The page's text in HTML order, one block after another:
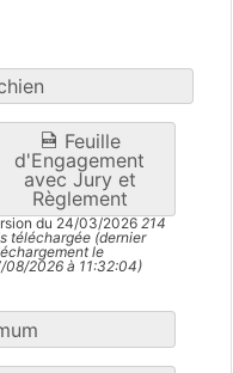
Feuille
d'Engagement
avec Jury et
Règlement
du 24/03/2026 214
téléchargée (dernier
le
08/2026 à 11:32:04)